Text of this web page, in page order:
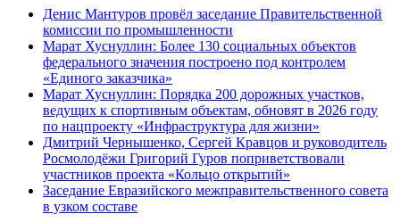
Денис Мантуров провёл заседание Правительственной
комиссии по промышленности
Марат Хуснуллин: Более 130 социальных объектов
федерального значения построено под контролем
«Единого заказчика»
Марат Хуснуллин: Порядка 200 дорожных участков,
ведущих к спортивным объектам, обновят в 2026 году
по нацпроекту «Инфраструктура для жизни»
Дмитрий Чернышенко, Сергей Кравцов и руководитель
Росмолодёжи Григорий Гуров поприветствовали
участников проекта «Кольцо открытий»
Заседание Евразийского межправительственного совета
в узком составе